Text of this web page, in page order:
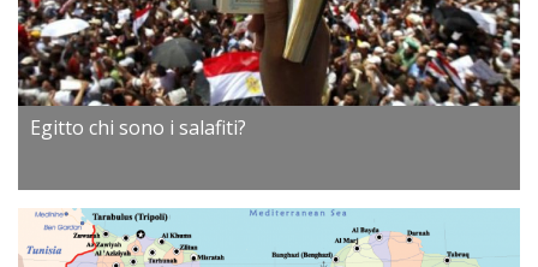
Egitto chi sono i salafiti?